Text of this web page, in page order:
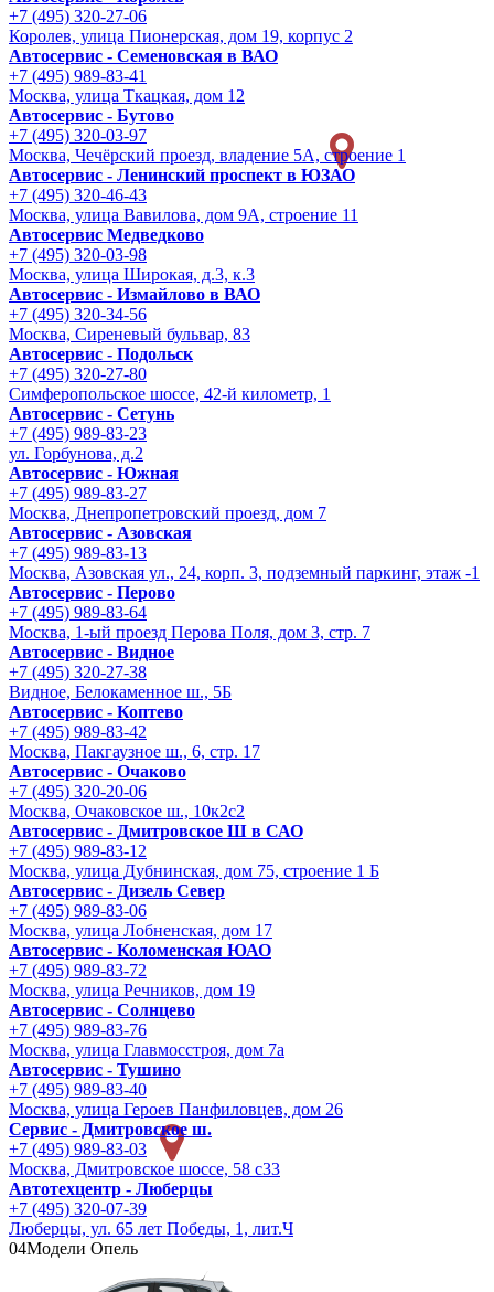
+7 (495) 320-27-06
Королев, улица Пионерская, дом 19, корпус 2
Автосервис - Семеновская в ВАО
+7 (495) 989-83-41
Москва, улица Ткацкая, дом 12
Автосервис - Бутово
+7 (495) 320-03-97
Москва, Чечёрский проезд, владение 5А, строение 1
Автосервис - Ленинский проспект в ЮЗАО
+7 (495) 320-46-43
Москва, улица Вавилова, дом 9A, строение 11
Автосервис Медведково
+7 (495) 320-03-98
Москва, улица Широкая, д.3, к.3
Автосервис - Измайлово в ВАО
+7 (495) 320-34-56
Москва, Сиреневый бульвар, 83
Автосервис - Подольск
+7 (495) 320-27-80
Симферопольское шоссе, 42-й километр, 1
Автосервис - Сетунь
+7 (495) 989-83-23
ул. Горбунова, д.2
Автосервис - Южная
+7 (495) 989-83-27
Москва, Днепропетровский проезд, дом 7
Автосервис - Азовская
+7 (495) 989-83-13
Москва, Азовская ул., 24, корп. 3, подземный паркинг, этаж -1
Автосервис - Перово
+7 (495) 989-83-64
Москва, 1-ый проезд Перова Поля, дом 3, стр. 7
Автосервис - Видное
+7 (495) 320-27-38
Видное, Белокаменное ш., 5Б
Автосервис - Коптево
+7 (495) 989-83-42
Москва, Пакгаузное ш., 6, стр. 17
Автосервис - Очаково
+7 (495) 320-20-06
Москва, Очаковское ш., 10к2с2
Автосервис - Дмитровское Ш в САО
+7 (495) 989-83-12
Москва, улица Дубнинская, дом 75, строение 1 Б
Автосервис - Дизель Север
+7 (495) 989-83-06
Москва, улица Лобненская, дом 17
Автосервис - Коломенская ЮАО
+7 (495) 989-83-72
Москва, улица Речников, дом 19
Автосервис - Солнцево
+7 (495) 989-83-76
Москва, улица Главмосстроя, дом 7а
Автосервис - Тушино
+7 (495) 989-83-40
Москва, улица Героев Панфиловцев, дом 26
Сервис - Дмитровское ш.
+7 (495) 989-83-03
Москва, Дмитровское шоссе, 58 с33
Автотехцентр - Люберцы
+7 (495) 320-07-39
Люберцы, ул. 65 лет Победы, 1, лит.Ч
04Модели Опель